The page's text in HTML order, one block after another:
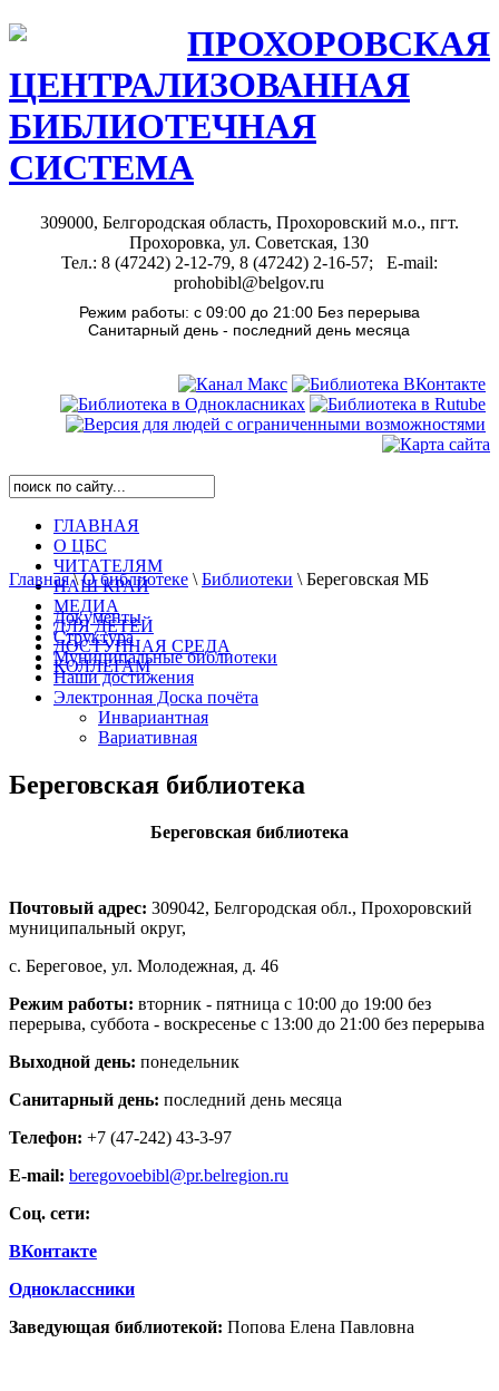
ПРОХОРОВСКАЯ
ЦЕНТРАЛИЗОВАННАЯ
БИБЛИОТЕЧНАЯ
СИСТЕМА
309000, Белгородская область, Прохоровский м.о., пгт.
Прохоровка, ул. Советская, 130
Тел.: 8 (47242) 2-12-79, 8 (47242) 2-16-57; E-mail:
prohobibl@belgov.ru
Режим работы: с 09:00 до 21:00 Без перерыва
Санитарный день - последний день месяца
ГЛАВНАЯ
О ЦБС
ЧИТАТЕЛЯМ
НАШ КРАЙ
МЕДИА
ДЛЯ ДЕТЕЙ
ДОСТУПНАЯ СРЕДА
КОЛЛЕГАМ
Главная\О библиотеке \ Библиотеки \ Береговская МБ
Документы
Структура
Муниципальные библиотеки
Наши достижения
Электронная Доска почёта
Инвариантная
Вариативная
Береговская библиотека
Береговская библиотека
Почтовый адрес: 309042, Белгородская обл., Прохоровский
муниципальный округ,
с. Береговое, ул. Молодежная, д. 46
Режим работы: вторник - пятница с 10:00 до 19:00 без
перерыва, суббота - воскресенье с 13:00 до 21:00 без перерыва
Выходной день: понедельник
Санитарный день: последний день месяца
Телефон: +7 (47-242) 43-3-97
E-mail: beregovoebibl@pr.belregion.ru
Соц. сети:
ВКонтакте
Одноклассники
Заведующая библиотекой: Попова Елена Павловна